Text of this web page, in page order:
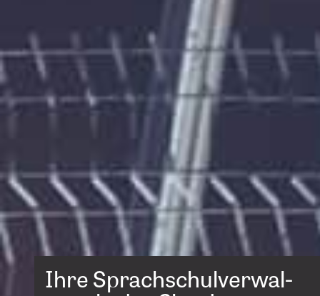
Ihre Sprach­schul­ver­wal­